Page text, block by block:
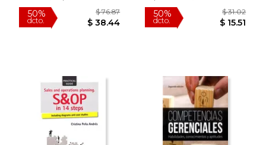
50% 50%
dcto.
Nuevo